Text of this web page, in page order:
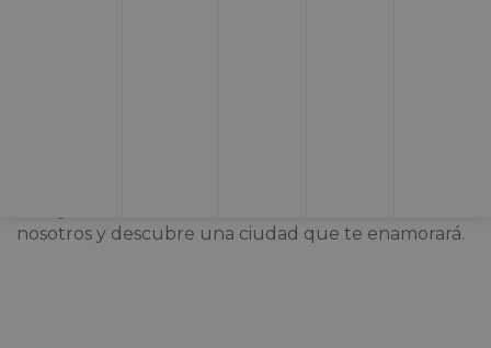
nosotros y descubre una ciudad que te enamorará.